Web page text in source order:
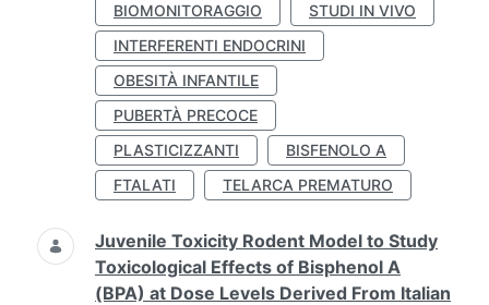
BIOMONITORAGGIO
STUDI IN VIVO
INTERFERENTI ENDOCRINI
OBESITÀ INFANTILE
PUBERTÀ PRECOCE
PLASTICIZZANTI
BISFENOLO A
FTALATI
TELARCA PREMATURO
Juvenile Toxicity Rodent Model to Study
Toxicological Effects of Bisphenol A
(BPA) at Dose Levels Derived From Italian